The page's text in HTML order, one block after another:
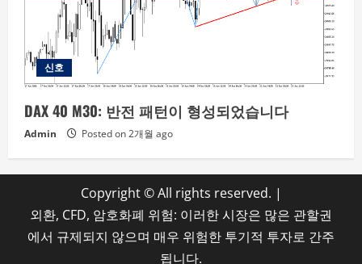
신호
DAX 40 M30: 반전 패턴이 형성되었습니다
Admin Posted on 2개월 ago
Copyright © All rights reserved. |
외환, CFD, 암호화폐 위험: 이러한 시장은 많은 관할권
에서 규제되지 않으며 매우 위험한 투기적 투자로 간주
됩니다.